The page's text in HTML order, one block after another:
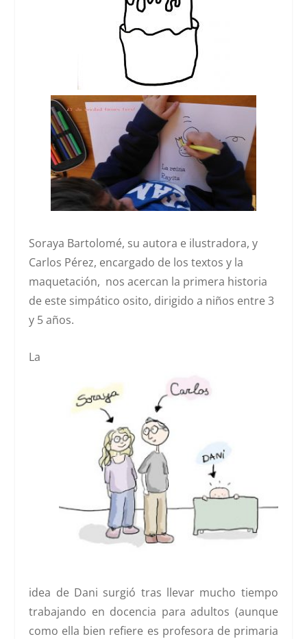
Soraya Bartolomé, su autora e ilustradora, y
Carlos Pérez, encargado de los textos y la
maquetación, nos acercan la primera historia
de este simpático osito, dirigido a niños entre 3
y 5 años.
​La
idea de Dani surgió tras llevar mucho tiempo
trabajando en docencia para adultos (aunque
como ella bien refiere es profesora de primaria